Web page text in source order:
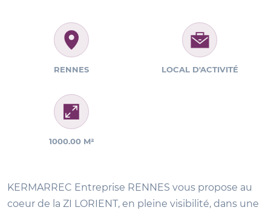
RENNES LOCAL D'ACTIVITÉ
1000.00 M²
KERMARREC Entreprise RENNES vous propose au
coeur de la ZI LORIENT, en pleine visibilité, dans une